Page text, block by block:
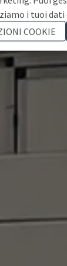
i tuoi
COOKIE